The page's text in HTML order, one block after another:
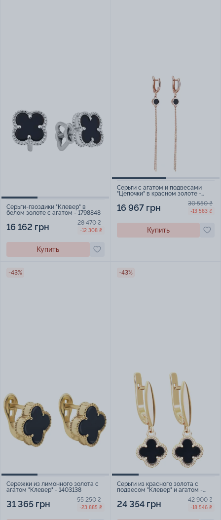
Серьги-гвоздики "Клевер" в
белом золоте с агатом - 1798848
16 162 грн 28 470 ₴
-12 308 ₴
Купить
Серьги с агатом и подвесами
"Цепочки" в красном золоте -
16 967 грн 30 550 ₴
-13 583 ₴
Купить
-43%
Сережки из лимонного золота с
агатом "Клевер" - 1403138
31 365 грн 55 250 ₴
-23 885 ₴
-43%
Серьги из красного золота с
подвесом "Клевер" и агатом -
24 354 грн 42 900 ₴
-18 546 ₴